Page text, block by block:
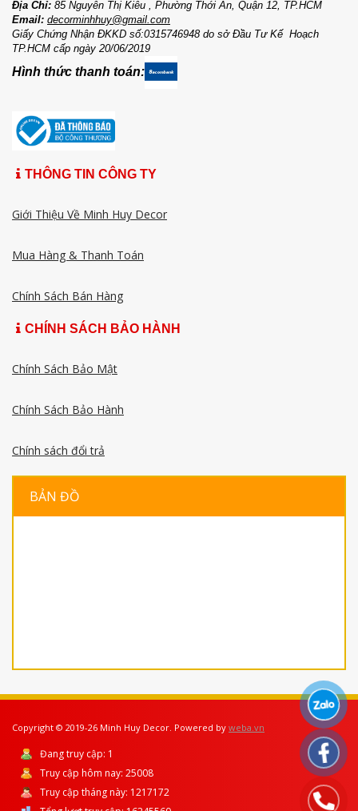
Địa Chỉ: 85 Nguyễn Thị Kiêu , Phường Thới An, Quận 12, TP.HCM
Email: decorminhhuy@gmail.com
Giấy Chứng Nhận ĐKKD số:0315746948 do sở Đầu Tư Kế Hoạch
TP.HCM cấp ngày 20/06/2019
Hình thức thanh toán:
THÔNG TIN CÔNG TY
Giới Thiệu Về Minh Huy Decor
Mua Hàng & Thanh Toán
Chính Sách Bán Hàng
CHÍNH SÁCH BẢO HÀNH
Chính Sách Bảo Mật
Chính Sách Bảo Hành
Chính sách đổi trả
BẢN ĐỒ
Copyright © 2019-26 Minh Huy Decor. Powered by weba.vn
Đang truy cập: 1
Truy cập hôm nay: 25008
Truy cập tháng này: 1217172